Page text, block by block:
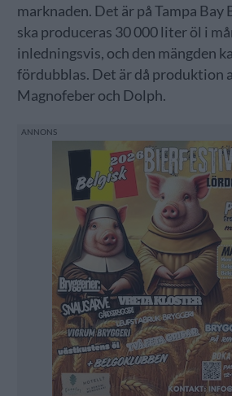
marknaden. Det är på Tampa Bay
ska produceras 30 000 liter öl i
inledningsvis, och den mängden
fördubblas. Det är då produktion
Magnofeber och Dolph.